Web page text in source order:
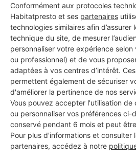
Conformément aux protocoles
Habitatpresto et ses partenaires
technologies similaires afin
technique du site, de mesurer
personnaliser votre expérience
ou professionnel) et de vous
adaptées à vos centres d’intérêt.
permettent également de sécuriser
d'améliorer la pertinence de nos
Vous pouvez accepter l'utilisation de
ou personnaliser vos préférences ci-
conservé pendant 6 mois et peut
Pour plus d'informations et consulter
partenaires, accédez à notre